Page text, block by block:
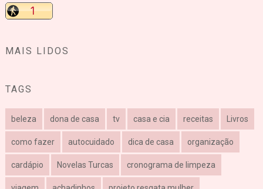
MAIS LIDOS
TAGS
beleza dona de casa tv casa e cia receitas Livros
como fazer autocuidado dica de casa organização
cardápio Novelas Turcas cronograma de limpeza